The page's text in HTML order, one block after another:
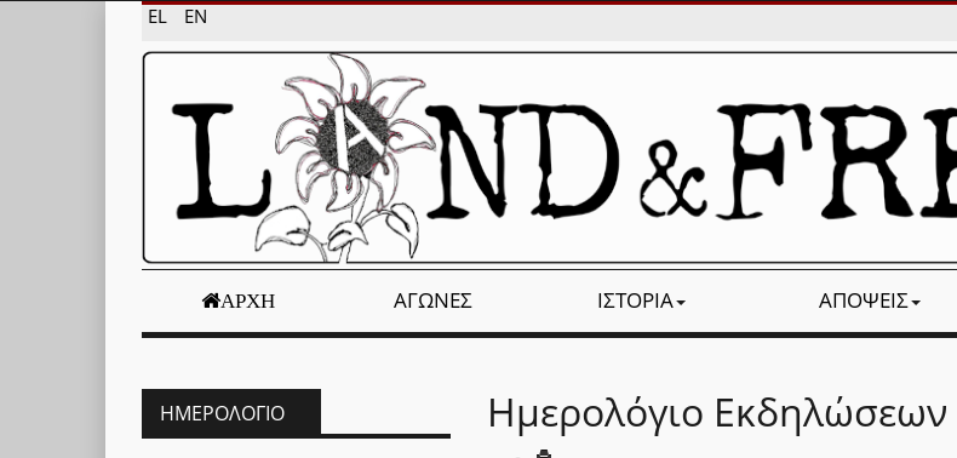
EL EN
ΑΡΧΉ ΑΓΏΝΕΣ ΙΣΤΟΡΊΑ ΑΠΌΨΕΙΣ
Ημερολόγιο Εκδηλώσεων
ΗΜΕΡΟΛΌΓΙΟ